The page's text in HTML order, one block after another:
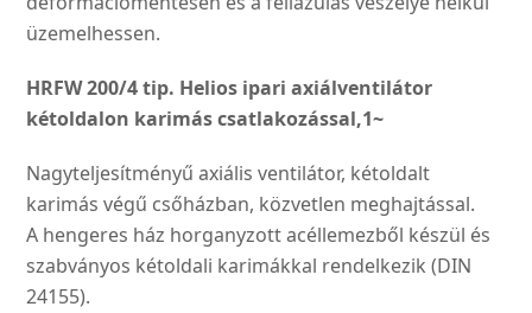
üzemelhessen.
HRFW 200/4 tip. Helios ipari axiálventilátor
kétoldalon karimás csatlakozással,1~
Nagyteljesítményű axiális ventilátor, kétoldalt
karimás végű csőházban, közvetlen meghajtással.
A hengeres ház horganyzott acéllemezből készül és
szabványos kétoldali karimákkal rendelkezik (DIN
24155).